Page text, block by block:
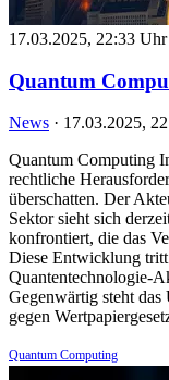
17.03.2025, 22:33 Uhr
Quantum
News · 17.03.2025,
Quantum Computing
rechtliche
überschatten. Der
Sektor sieht sich
konfrontiert, die das
Diese Entwicklung
Quantentechnologie-
Gegenwärtig steht
gegen
Quantum Computing